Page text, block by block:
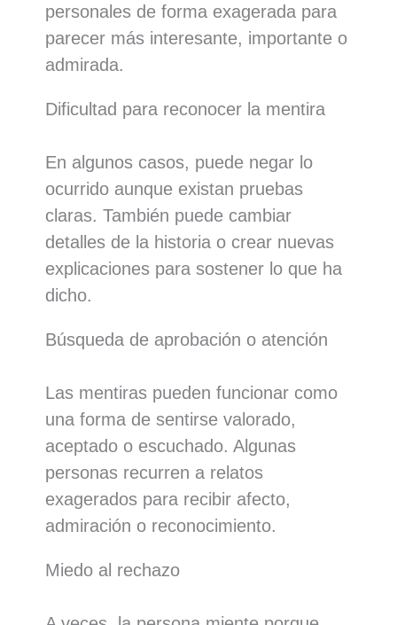
personales de forma exagerada para
parecer más interesante, importante o
admirada.
Dificultad para reconocer la mentira
En algunos casos, puede negar lo
ocurrido aunque existan pruebas
claras. También puede cambiar
detalles de la historia o crear nuevas
explicaciones para sostener lo que ha
dicho.
Búsqueda de aprobación o atención
Las mentiras pueden funcionar como
una forma de sentirse valorado,
aceptado o escuchado. Algunas
personas recurren a relatos
exagerados para recibir afecto,
admiración o reconocimiento.
Miedo al rechazo